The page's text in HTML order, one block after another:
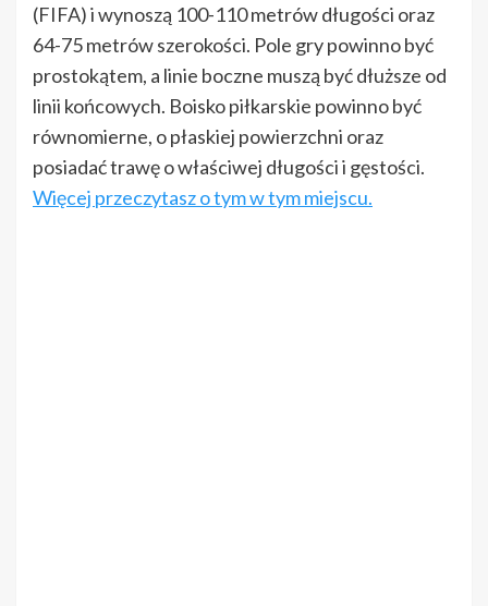
(FIFA) i wynoszą 100-110 metrów długości oraz
64-75 metrów szerokości. Pole gry powinno być
prostokątem, a linie boczne muszą być dłuższe od
linii końcowych. Boisko piłkarskie powinno być
równomierne, o płaskiej powierzchni oraz
posiadać trawę o właściwej długości i gęstości.
Więcej przeczytasz o tym w tym miejscu.